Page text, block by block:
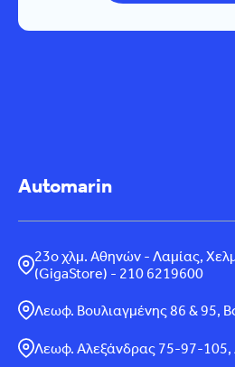
Automarin
23ο χλμ. Αθηνών - Λαμίας,
(GigaStore) - 210 6219600
Λεωφ. Βουλιαγμένης 86 & 95,
Λεωφ. Αλεξάνδρας 75-97-105,